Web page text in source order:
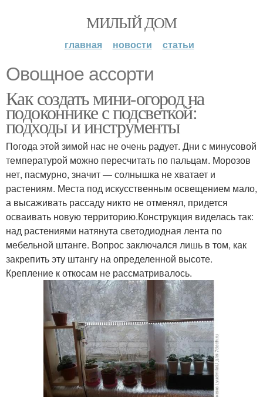
МИЛЫЙ ДОМ
главная новости статьи
Овощное ассорти
Как создать мини-огород на
подоконнике с подсветкой:
подходы и инструменты
Погода этой зимой нас не очень радует. Дни с минусовой
температурой можно пересчитать по пальцам. Морозов
нет, пасмурно, значит — солнышка не хватает и
растениям. Места под искусственным освещением мало,
а высаживать рассаду никто не отменял, придется
осваивать новую территорию.Конструкция виделась так:
над растениями натянута светодиодная лента по
мебельной штанге. Вопрос заключался лишь в том, как
закрепить эту штангу на определенной высоте.
Крепление к откосам не рассматривалось.